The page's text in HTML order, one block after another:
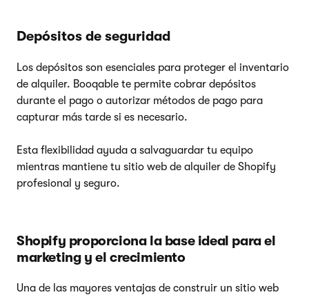
Depósitos de seguridad
Los depósitos son esenciales para proteger el inventario
de alquiler. Booqable te permite cobrar depósitos
durante el pago o autorizar métodos de pago para
capturar más tarde si es necesario.
Esta flexibilidad ayuda a salvaguardar tu equipo
mientras mantiene tu sitio web de alquiler de Shopify
profesional y seguro.
Shopify proporciona la base ideal para el
marketing y el crecimiento
Una de las mayores ventajas de construir un sitio web